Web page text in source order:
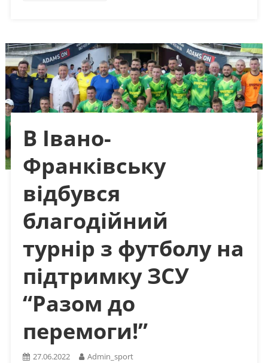
В Івано-
Франківську
відбувся
благодійний
турнір з футболу на
підтримку ЗСУ
“Разом до
перемоги!”
27.06.2022 Admin_sport